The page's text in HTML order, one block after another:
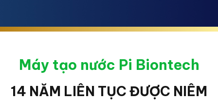
Máy tạo nước Pi Biontech
14 NĂM LIÊN TỤC ĐƯỢC NIÊM